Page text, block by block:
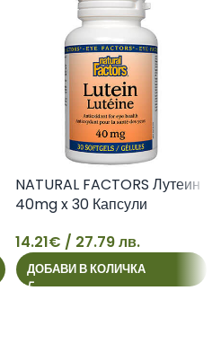
14
NATURAL FACTORS Лутеин
40mg x 30 Капсули
14.21€ / 27.79 лв.
ДОБАВИ В КОЛИЧКА